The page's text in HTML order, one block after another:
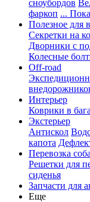
сноубордов
фаркоп ...
Полезное для
Секретки на
Дворники с
Колесные
Off-road
Интерьер
Коврики в
Экстерьер
Антискол
капота
Перевозка
Решетки для
сиденья
Запчасти для
Еще